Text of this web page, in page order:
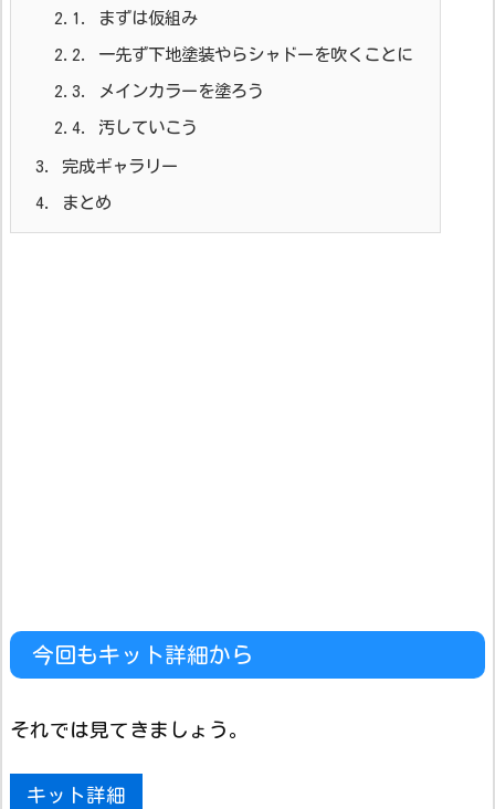
2.1.
まずは仮組み
2.2. 一先ず下地塗装やらシャドーを吹くことに
2.3. メインカラーを塗ろう
2.4. 汚していこう
3. 完成ギャラリー
4. まとめ
今回もキット詳細から
それでは見てきましょう。
キット詳細